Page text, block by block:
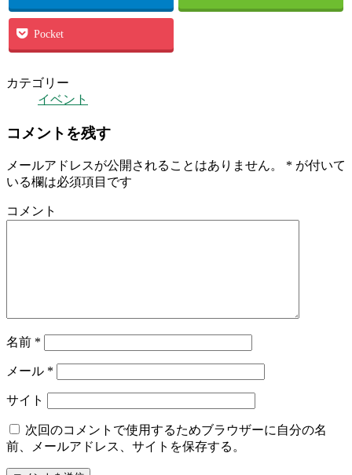
Pocket
カテゴリー
イベント
コメントを残す
メールアドレスが公開されることはありません。 * が付いて
いる欄は必須項目です
コメント
名前 *
メール *
サイト
次回のコメントで使用するためブラウザーに自分の名
前、メールアドレス、サイトを保存する。